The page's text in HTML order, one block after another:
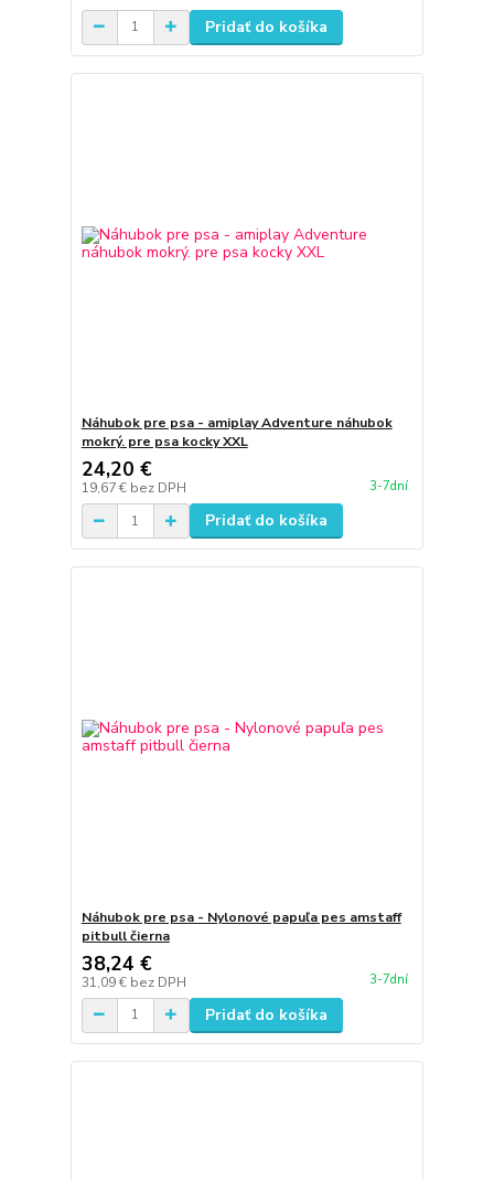
Pridať do košíka
Náhubok pre psa - amiplay Adventure náhubok
mokrý. pre psa kocky XXL
24,20 €
19,67 € bez DPH 3-7dní
Pridať do košíka
Náhubok pre psa - Nylonové papuľa pes amstaff
pitbull čierna
38,24 €
31,09 € bez DPH 3-7dní
Pridať do košíka